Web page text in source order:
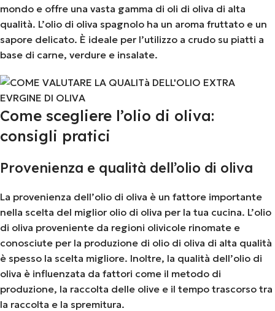
mondo e offre una vasta gamma di oli di oliva di alta
qualità. L’olio di oliva spagnolo ha un aroma fruttato e un
sapore delicato. È ideale per l’utilizzo a crudo su piatti a
base di carne, verdure e insalate.
Come scegliere l’olio di oliva:
consigli pratici
Provenienza e qualità dell’olio di oliva
La provenienza dell’olio di oliva è un fattore importante
nella scelta del miglior olio di oliva per la tua cucina. L’olio
di oliva proveniente da regioni olivicole rinomate e
conosciute per la produzione di olio di oliva di alta qualità
è spesso la scelta migliore. Inoltre, la qualità dell’olio di
oliva è influenzata da fattori come il metodo di
produzione, la raccolta delle olive e il tempo trascorso tra
la raccolta e la spremitura.